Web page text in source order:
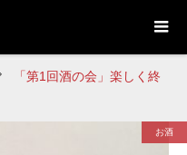
「第1回酒の会」楽しく終
お酒